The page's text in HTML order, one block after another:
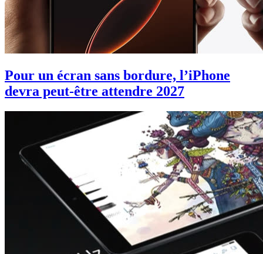
Pour un écran sans bordure, l’iPhone
devra peut-être attendre 2027